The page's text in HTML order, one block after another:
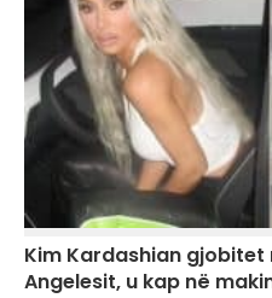
Kim Kardashian gjobitet
Angelesit, u kap në